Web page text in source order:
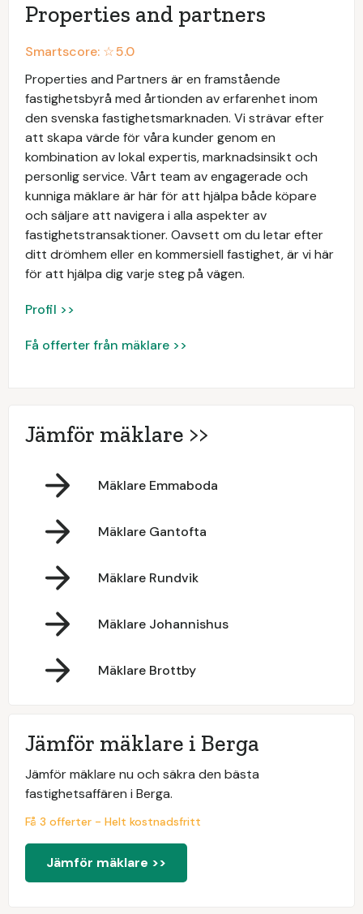
Properties and partners
Smartscore: ☆5.0
Properties and Partners är en framstående
fastighetsbyrå med årtionden av erfarenhet inom
den svenska fastighetsmarknaden. Vi strävar efter
att skapa värde för våra kunder genom en
kombination av lokal expertis, marknadsinsikt och
personlig service. Vårt team av engagerade och
kunniga mäklare är här för att hjälpa både köpare
och säljare att navigera i alla aspekter av
fastighetstransaktioner. Oavsett om du letar efter
ditt drömhem eller en kommersiell fastighet, är vi här
för att hjälpa dig varje steg på vägen.
Profil >>
Få offerter från mäklare >>
Jämför mäklare >>
Mäklare Emmaboda
Mäklare Gantofta
Mäklare Rundvik
Mäklare Johannishus
Mäklare Brottby
Jämför mäklare i Berga
Jämför mäklare nu och säkra den bästa
fastighetsaffären i Berga.
Få 3 offerter - Helt kostnadsfritt
Jämför mäklare >>